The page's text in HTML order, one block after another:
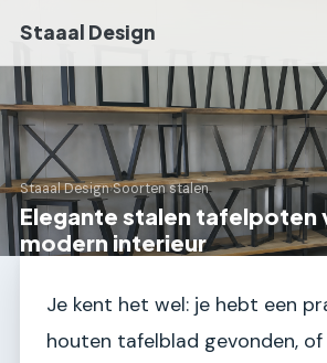
Staaal Design
Staaal Design›Soorten stalen
Elegante stalen tafelpoten
modern interieur
Je kent het wel: je hebt een
houten tafelblad gevonden, of